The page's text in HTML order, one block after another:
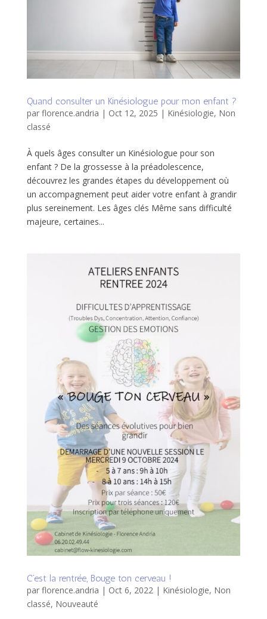
Quand consulter un Kinésiologue pour mon enfant ?
par florence.andria | Oct 12, 2025 | Kinésiologie, Non
classé
À quels âges consulter un Kinésiologue pour son
enfant ? De la grossesse à la préadolescence,
découvrez les grandes étapes du développement où
un accompagnement peut aider votre enfant à grandir
plus sereinement. Les âges clés Même sans difficulté
majeure, certaines...
C’est la rentrée, Bouge ton cerveau !
par florence.andria | Oct 6, 2022 | Kinésiologie, Non
classé, Nouveauté